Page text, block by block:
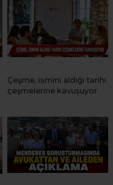
Çeşme, ismini aldığı tarihi
çeşmelerine kavuşuyor